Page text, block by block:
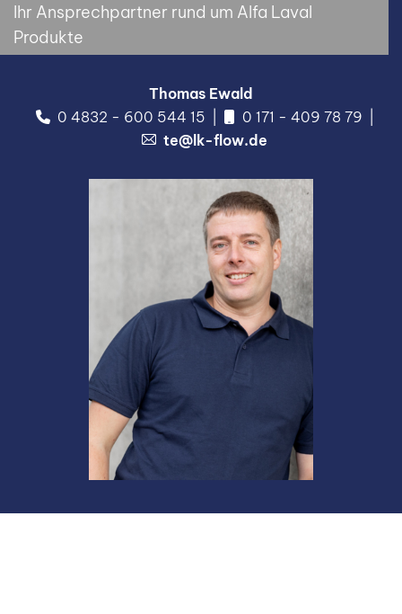
Ihr Ansprechpartner rund um Alfa Laval
Produkte
Thomas Ewald
0 4832 - 600 544 15
0 171 - 409 78 79
te@lk-flow.de